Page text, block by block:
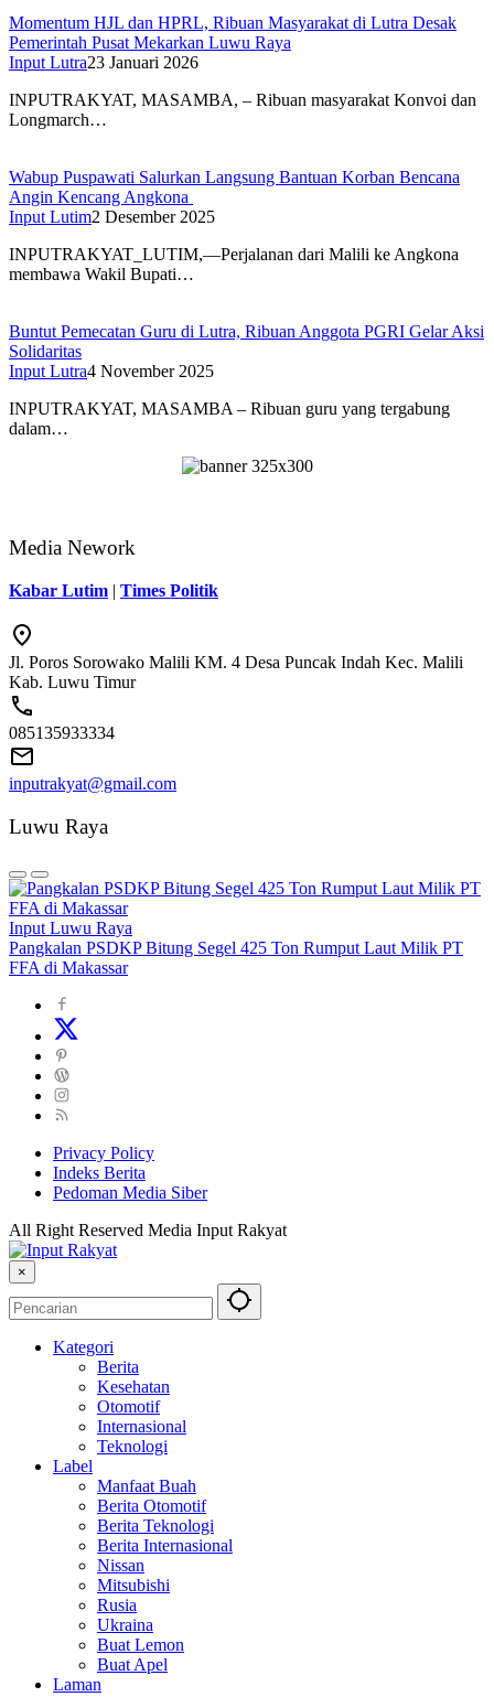
Momentum HJL dan HPRL, Ribuan Masyarakat di Lutra Desak
Pemerintah Pusat Mekarkan Luwu Raya
Input Lutra23 Januari 2026
INPUTRAKYAT, MASAMBA, – Ribuan masyarakat Konvoi dan
Longmarch…
Wabup Puspawati Salurkan Langsung Bantuan Korban Bencana
Angin Kencang Angkona ‎
Input Lutim2 Desember 2025
INPUTRAKYAT_LUTIM,—Perjalanan dari Malili ke Angkona
membawa Wakil Bupati…
Buntut Pemecatan Guru di Lutra, Ribuan Anggota PGRI Gelar Aksi
Solidaritas
Input Lutra4 November 2025
INPUTRAKYAT, MASAMBA – Ribuan guru yang tergabung
dalam…
Media Nework
Kabar Lutim | Times Politik
Jl. Poros Sorowako Malili KM. 4 Desa Puncak Indah Kec. Malili
Kab. Luwu Timur
085135933334
inputrakyat@gmail.com
Luwu Raya
Input Luwu Raya
Pangkalan PSDKP Bitung Segel 425 Ton Rumput Laut Milik PT
FFA di Makassar
Privacy Policy
Indeks Berita
Pedoman Media Siber
All Right Reserved Media Input Rakyat
×
Kategori
Berita
Kesehatan
Otomotif
Internasional
Teknologi
Label
Manfaat Buah
Berita Otomotif
Berita Teknologi
Berita Internasional
Nissan
Mitsubishi
Rusia
Ukraina
Buat Lemon
Buat Apel
Laman